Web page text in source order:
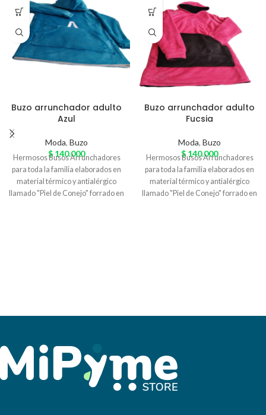
Buzo arrunchador adulto
Azul
Moda, Buzo
$ 140.000
Hermosos Busos Arrunchadores
para toda la familia elaborados en
material térmico y antialérgico
llamado "Piel de Conejo" forrado en
Buzo arrunchador adulto
Fucsia
Moda, Buzo
$ 140.000
Hermosos Busos Arrunchadores
para toda la familia elaborados en
material térmico y antialérgico
llamado "Piel de Conejo" forrado en